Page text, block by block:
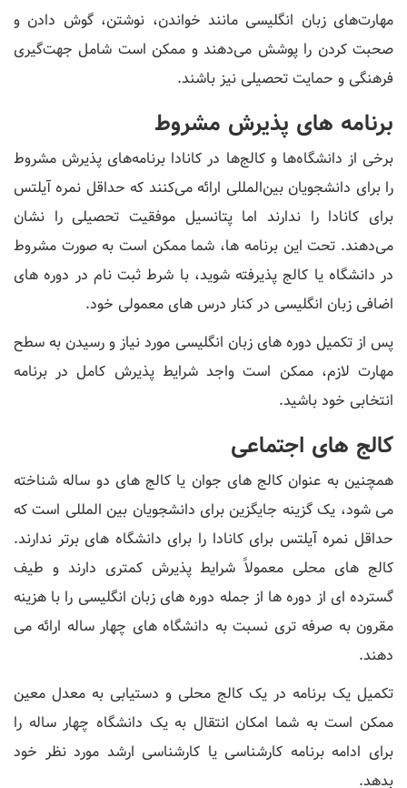
مهارت‌های زبان انگلیسی مانند خواندن، نوشتن، گوش دادن و
صحبت کردن را پوشش می‌دهند و ممکن است شامل جهت‌گیری
فرهنگی و حمایت تحصیلی نیز باشند.
برنامه های پذیرش مشروط
برخی از دانشگاه‌ها و کالج‌ها در کانادا برنامه‌های پذیرش مشروط
را برای دانشجویان بین‌المللی ارائه می‌کنند که حداقل نمره آیلتس
برای کانادا را ندارند اما پتانسیل موفقیت تحصیلی را نشان
می‌دهند. تحت این برنامه ها، شما ممکن است به صورت مشروط
در دانشگاه یا کالج پذیرفته شوید، با شرط ثبت نام در دوره های
اضافی زبان انگلیسی در کنار درس های معمولی خود.
پس از تکمیل دوره های زبان انگلیسی مورد نیاز و رسیدن به سطح
مهارت لازم، ممکن است واجد شرایط پذیرش کامل در برنامه
انتخابی خود باشید.
کالج های اجتماعی
همچنین به عنوان کالج های جوان یا کالج های دو ساله شناخته
می شود، یک گزینه جایگزین برای دانشجویان بین المللی است که
حداقل نمره آیلتس برای کانادا را برای دانشگاه های برتر ندارند.
کالج های محلی معمولاً شرایط پذیرش کمتری دارند و طیف
گسترده ای از دوره ها از جمله دوره های زبان انگلیسی را با هزینه
مقرون به صرفه تری نسبت به دانشگاه های چهار ساله ارائه می
دهند.
تکمیل یک برنامه در یک کالج محلی و دستیابی به معدل معین
ممکن است به شما امکان انتقال به یک دانشگاه چهار ساله را
برای ادامه برنامه کارشناسی یا کارشناسی ارشد مورد نظر خود
بدهد.